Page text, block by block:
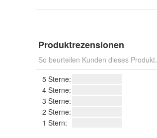
Produktrezensionen
So beurteilen Kunden dieses Produkt.
5 Sterne:
4 Sterne:
3 Sterne:
2 Sterne:
1 Stern: